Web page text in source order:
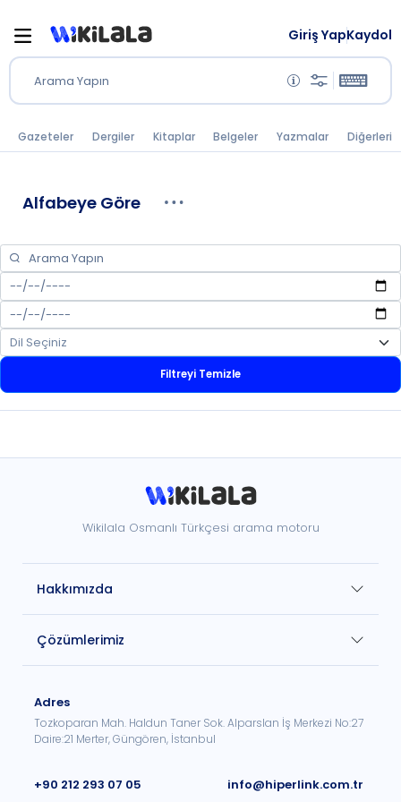
Arama Yapın
Giriş YapKaydol
Gazeteler Dergiler Kitaplar Belgeler Yazmalar Diğerleri
Alfabeye Göre
Filtreyi Temizle
Wikilala Osmanlı Türkçesi arama motoru
Hakkımızda
Çözümlerimiz
Adres
Tozkoparan Mah. Haldun Taner Sok. Alparslan İş Merkezi No:27
Daire:21 Merter, Güngören, İstanbul
+90 212 293 07 05 info@hiperlink.com.tr